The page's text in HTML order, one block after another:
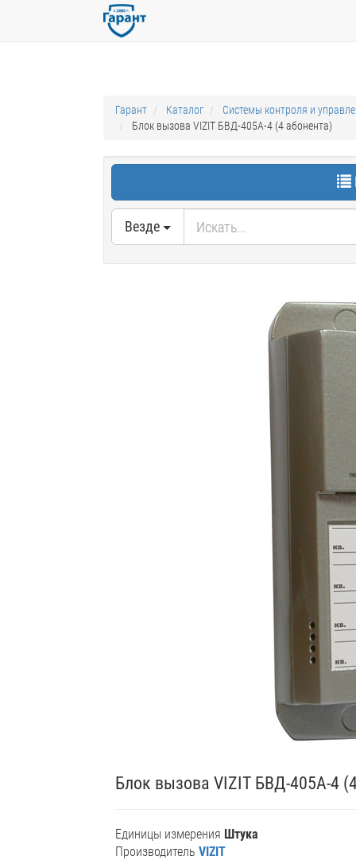
Гарант Каталог
Системы контроля и
Блок вызова VIZIT БВД-405А-4 (4 абонента)
Везде
Блок вызова VIZIT БВД-405А-4
Единицы измерения Штука
Производитель VIZIT